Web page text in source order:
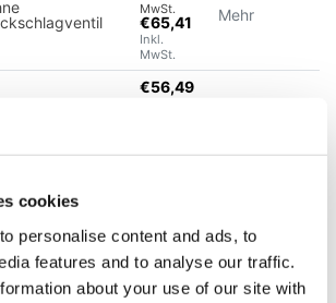
cookies
personalise content and ads, to
features and to analyse our traffic.
about your use of our site with
MwSt.
€65,41
Inkl.
MwSt.
Mehr
€56,49
in den Warenkorb
Sie 5%